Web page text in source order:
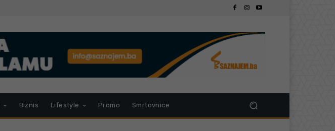
Biznis Lifestyle Promo Smrtovnice